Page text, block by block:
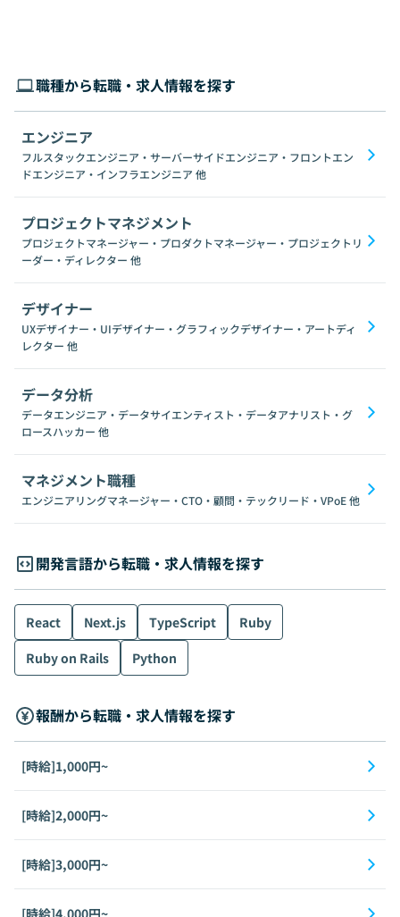
職種から転職・求人情報を探す
エンジニア
フルスタックエンジニア・サーバーサイドエンジニア・フロントエン
ドエンジニア・インフラエンジニア 他
プロジェクトマネジメント
プロジェクトマネージャー・プロダクトマネージャー・プロジェクトリ
ーダー・ディレクター 他
デザイナー
UXデザイナー・UIデザイナー・グラフィックデザイナー・アートディ
レクター 他
データ分析
データエンジニア・データサイエンティスト・データアナリスト・グ
ロースハッカー 他
マネジメント職種
エンジニアリングマネージャー・CTO・顧問・テックリード・VPoE他
開発言語から転職・求人情報を探す
React Next.js TypeScript
Ruby
Ruby on Rails
Python
報酬から転職・求人情報を探す
[時給]1,000円~
[時給]2,000円~
[時給]3,000円~